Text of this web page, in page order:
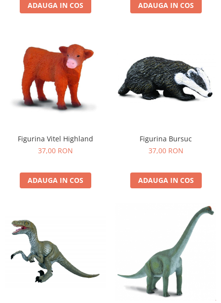
ADAUGA IN COS ADAUGA IN COS
Figurina Vitel Highland
37,00 RON
ADAUGA IN COS
Figurina Bursuc
37,00 RON
ADAUGA IN COS